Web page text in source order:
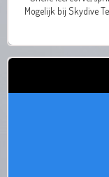
Mogelijk bij Skydive